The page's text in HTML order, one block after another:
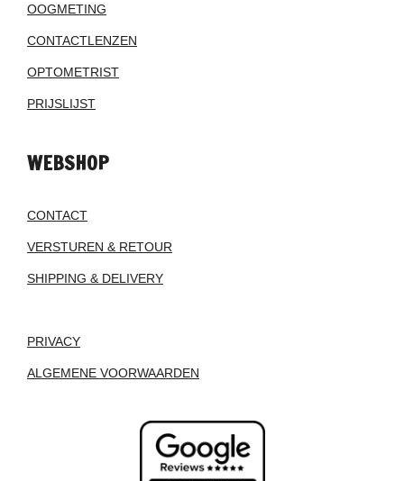
OOGMETING
CONTACTLENZEN
OPTOMETRIST
PRIJSLIJST
WEBSHOP
CONTACT
VERSTUREN & RETOUR
SHIPPING & DELIVERY
PRIVACY
ALGEMENE VOORWAARDEN